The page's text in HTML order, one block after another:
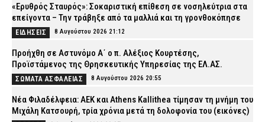
«Ερυθρός Σταυρός»: Σοκαριστική επίθεση σε νοσηλεύτρια στα
επείγοντα – Την τράβηξε από τα μαλλιά και τη γρονθοκόπησε
ΕΙΔΗΣΕΙΣ 8 Αυγούστου 2026 21:12
Προήχθη σε Αστυνόμο Α΄ ο π. Αλέξιος Κουρτέσης,
Προϊστάμενος της Θρησκευτικής Υπηρεσίας της ΕΛ.ΑΣ.
ΣΩΜΑΤΑ ΑΣΦΑΛΕΙΑΣ 8 Αυγούστου 2026 20:55
Νέα Φιλαδέλφεια: ΑΕΚ και Athens Kallithea τίμησαν τη μνήμη του
Μιχάλη Κατσουρή, τρία χρόνια μετά τη δολοφονία του (εικόνες)